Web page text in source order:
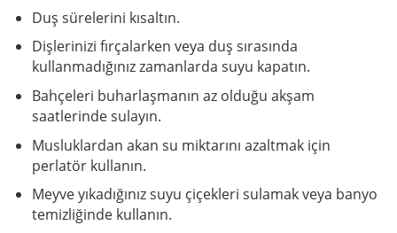
Duş sürelerini kısaltın.
Dişlerinizi fırçalarken veya duş sırasında
kullanmadığınız zamanlarda suyu kapatın.
Bahçeleri buharlaşmanın az olduğu akşam
saatlerinde sulayın.
Musluklardan akan su miktarını azaltmak için
perlatör kullanın.
Meyve yıkadığınız suyu çiçekleri sulamak veya banyo
temizliğinde kullanın.